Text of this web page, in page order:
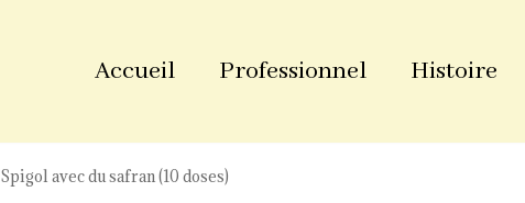
Accueil Professionnel Histoire
Spigol avec du safran (10 doses)